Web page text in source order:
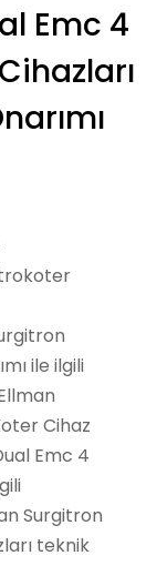
Emc 4
ile ilgili
Cihaz
Emc 4
Surgitron
teknik